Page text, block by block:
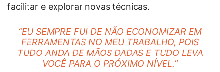
facilitar e explorar novas técnicas.
“EU SEMPRE FUI DE NÃO ECONOMIZAR EM
FERRAMENTAS NO MEU TRABALHO, POIS
TUDO ANDA DE MÃOS DADAS E TUDO LEVA
VOCÊ PARA O PRÓXIMO NÍVEL.”